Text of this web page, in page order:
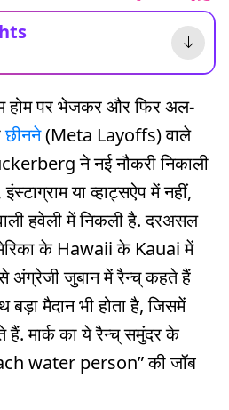
होम पर भेजकर और फिर अल-
छीनने(Meta Layoffs) वाले
ने नई नौकरी निकाली
या व्हाट्सऐप में नहीं,
हवेली में निकली है. दरअसल
के Hawaii के Kauai में
अंग्रेजी जुबान में रैन्‍च्‌ कहते हैं
मैदान भी होता है, जिसमें
हैं. मार्क का ये रैन्‍च्‌ समुंदर के
water person” की जॉब